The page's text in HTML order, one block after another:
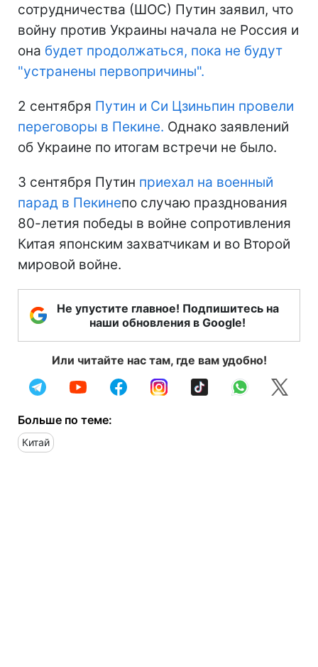
сотрудничества (ШОС) Путин заявил, что
войну против Украины начала не Россия и
она будет продолжаться, пока не будут
"устранены первопричины".
2 сентября Путин и Си Цзиньпин провели
переговоры в Пекине. Однако заявлений
об Украине по итогам встречи не было.
3 сентября Путин приехал на военный
парад в Пекинепо случаю празднования
80-летия победы в войне сопротивления
Китая японским захватчикам и во Второй
мировой войне.
Не упустите главное! Подпишитесь на
наши обновления в Google!
Или читайте нас там, где вам удобно!
Больше по теме:
Китай